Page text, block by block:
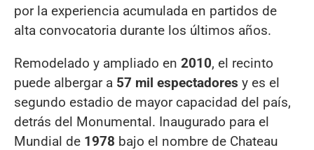
por la experiencia acumulada en partidos de
alta convocatoria durante los últimos años.
Remodelado y ampliado en 2010, el recinto
puede albergar a 57 mil espectadores y es el
segundo estadio de mayor capacidad del país,
detrás del Monumental. Inaugurado para el
Mundial de 1978 bajo el nombre de Chateau